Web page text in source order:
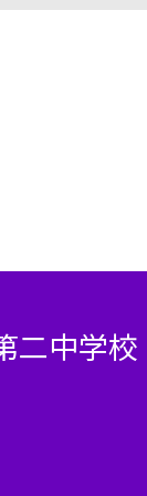
二中学校